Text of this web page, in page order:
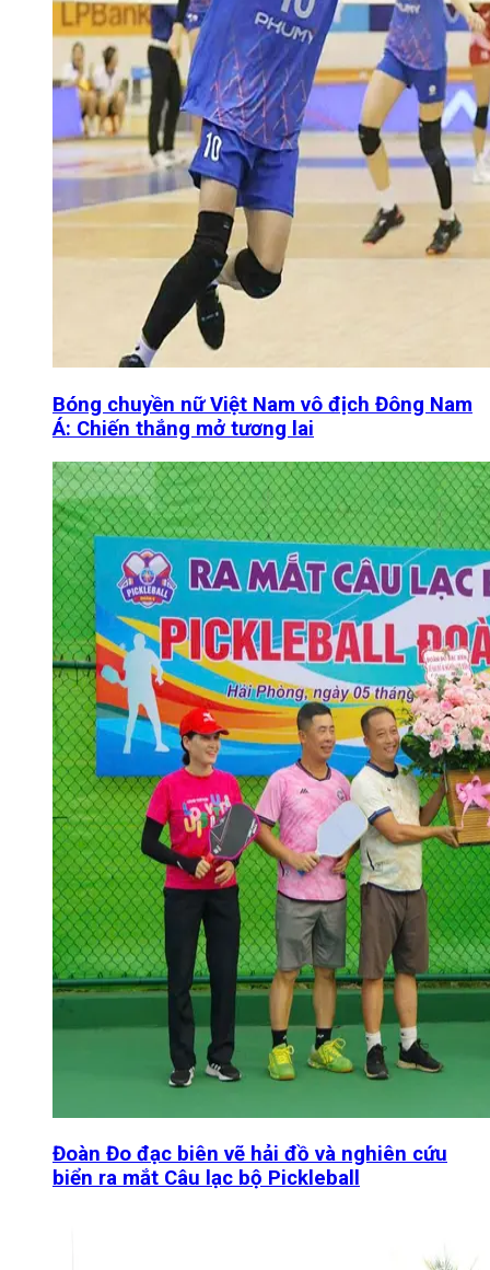
Bóng chuyền nữ Việt Nam vô địch Đông Nam
Á: Chiến thắng mở tương lai
Đoàn Đo đạc biên vẽ hải đồ và nghiên cứu
biển ra mắt Câu lạc bộ Pickleball